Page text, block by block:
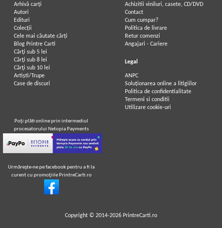
Arhivă carți
Autori
Edituri
Colecții
Cele mai căutate cărți
Blog Printre Carti
Cărţi sub 5 lei
Cărţi sub 8 lei
Cărţi sub 10 lei
Artiști/Trupe
Case de discuri
Achizitii viniluri, casete, CD/DVD
Contact
Cum cumpar?
Politica de livrare
Retur comenzi
Angajari - Cariere
Legal
ANPC
Soluționarea online a litigiilor
Politica de confidentialitate
Termeni si conditii
Utilizare cookie-uri
Poţi plăti online prin intermediul
procesatorului Netopia Payments
Urmăreşte-ne pe facebook pentru a fi la
curent cu promoţiile PrintreCarti.ro
Copyright © 2014-2026 PrintreCarti.ro